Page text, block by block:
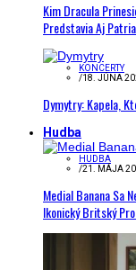
Kim Dracula
Predstavia Aj
KONCERTY
/18. JÚNA
Dymytry: Kapela,
Hudba
HUDBA
/21. MÁJA
Medial Banana Sa
Ikonický Britský